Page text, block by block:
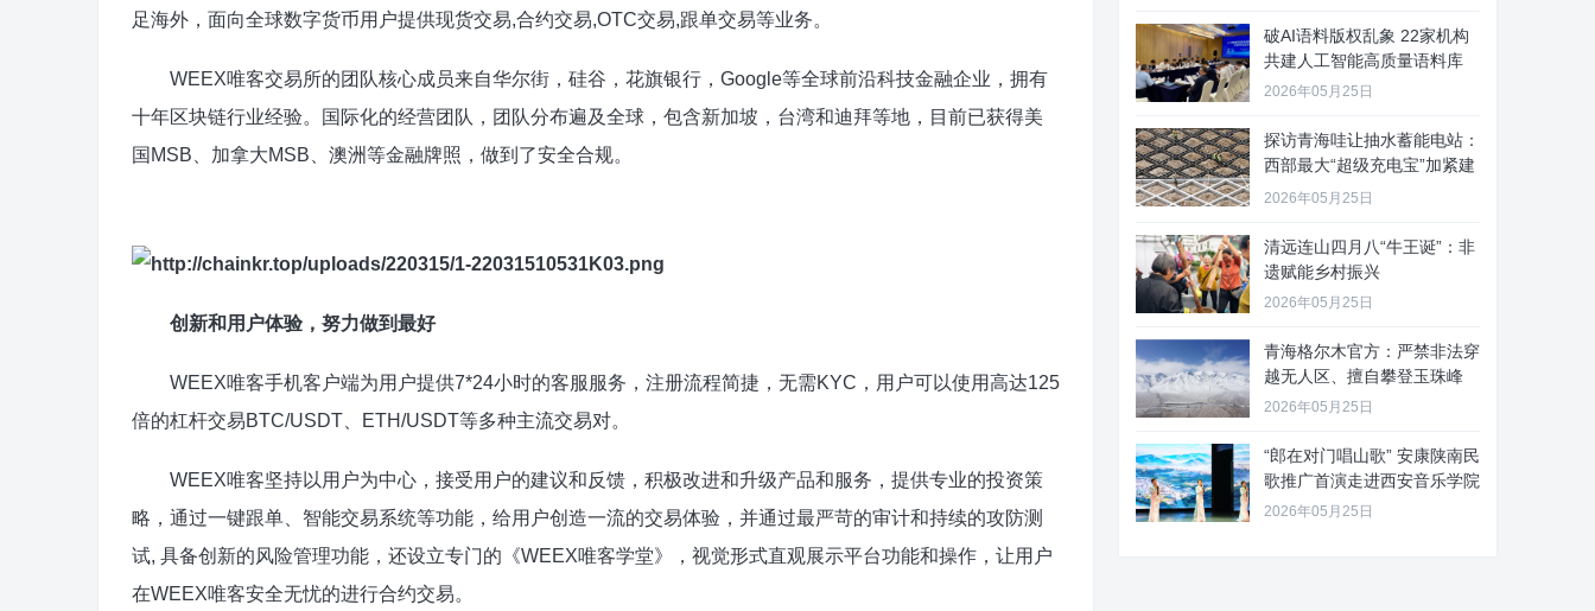
足海外，面向全球数字货币用户提供现货交易,合约交易,OTC交易,跟单交易等业务。
WEEX唯客交易所的团队核心成员来自华尔街，硅谷，花旗银行，Google等全球前沿科技金融企业，拥有
十年区块链行业经验。国际化的经营团队，团队分布遍及全球，包含新加坡，台湾和迪拜等地，目前已获得美
国MSB、加拿大MSB、澳洲等金融牌照，做到了安全合规。
创新和用户体验，努力做到最好
WEEX唯客手机客户端为用户提供7*24小时的客服服务，注册流程简捷，无需KYC，用户可以使用高达125
倍的杠杆交易BTC/USDT、ETH/USDT等多种主流交易对。
WEEX唯客坚持以用户为中心，接受用户的建议和反馈，积极改进和升级产品和服务，提供专业的投资策
略，通过一键跟单、智能交易系统等功能，给用户创造一流的交易体验，并通过最严苛的审计和持续的攻防测
试, 具备创新的风险管理功能，还设立专门的《WEEX唯客学堂》，视觉形式直观展示平台功能和操作，让用户
在WEEX唯客安全无忧的进行合约交易。
破AI语料版权乱象 22家机构
共建人工智能高质量语料库
2026年05月25日
探访青海哇让抽水蓄能电站：
西部最大“超级充电宝”加紧建
设
2026年05月25日
清远连山四月八“牛王诞”：非
遗赋能乡村振兴
2026年05月25日
青海格尔木官方：严禁非法穿
越无人区、擅自攀登玉珠峰
2026年05月25日
“郎在对门唱山歌” 安康陕南民
歌推广首演走进西安音乐学院
2026年05月25日